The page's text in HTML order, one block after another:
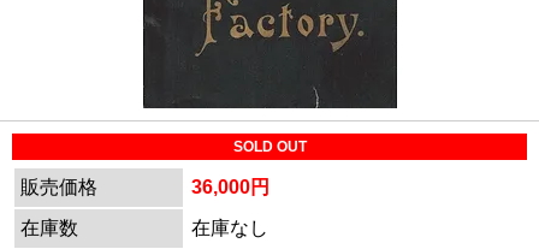
SOLD OUT
販売価格
36,000円
在庫数
在庫なし